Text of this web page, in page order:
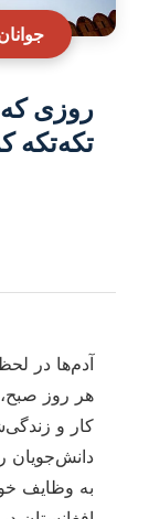
روزی
تکه‌تکه
آدم‌ها در
هر روز
کار و
دانش‌جویان
به وظایف